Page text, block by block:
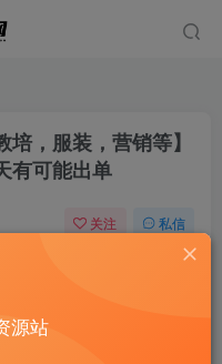
，服装，营销等】
有可能出单
关注 私信
源站